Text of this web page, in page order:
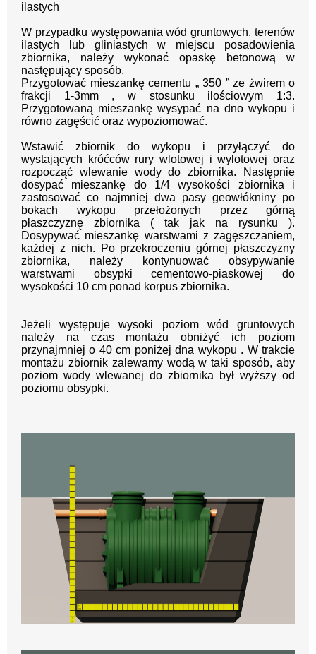
ilastych
W przypadku występowania wód gruntowych, terenów
ilastych lub gliniastych w miejscu posadowienia
zbiornika, należy wykonać opaskę betonową w
następujący sposób.
Przygotować mieszankę cementu „ 350 ” ze żwirem o
frakcji 1-3mm , w stosunku ilościowym 1:3.
Przygotowaną mieszankę wysypać na dno wykopu i
równo zagęścić oraz wypoziomować.
Wstawić zbiornik do wykopu i przyłączyć do
wystających króćców rury wlotowej i wylotowej oraz
rozpocząć wlewanie wody do zbiornika. Następnie
dosypać mieszankę do 1/4 wysokości zbiornika i
zastosować co najmniej dwa pasy geowłókniny po
bokach wykopu przełożonych przez górną
płaszczyznę zbiornika ( tak jak na rysunku ).
Dosypywać mieszankę warstwami z zagęszczaniem,
każdej z nich. Po przekroczeniu górnej płaszczyzny
zbiornika, należy kontynuować obsypywanie
warstwami obsypki cementowo-piaskowej do
wysokości 10 cm ponad korpus zbiornika.
Jeżeli występuje wysoki poziom wód gruntowych
należy na czas montażu obniżyć ich poziom
przynajmniej o 40 cm poniżej dna wykopu . W trakcie
montażu zbiornik zalewamy wodą w taki sposób, aby
poziom wody wlewanej do zbiornika był wyższy od
poziomu obsypki.